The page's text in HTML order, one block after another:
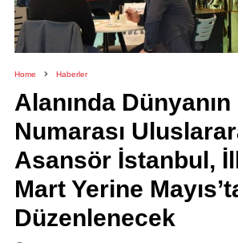
Home Haberler
Alanında Dünyanın
Numarası
Asansör İstanbul,
Mart Yerine
Düzenlenecek